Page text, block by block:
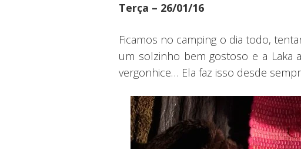
Terça – 26/01/16
Ficamos no camping o dia todo,
um solzinho bem gostoso e a Laka
vergonhice… Ela faz isso desde